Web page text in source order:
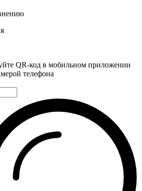
QR-код в мобильном приложении
телефона